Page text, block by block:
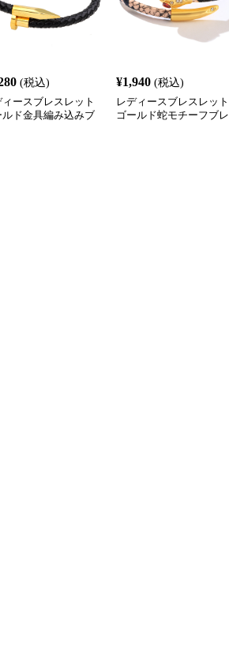
(税込)
ィースブレスレット
ルド金具編み込みブ
¥1,940 (税込)
レディースブレスレット
ゴールド蛇モチーフブレ